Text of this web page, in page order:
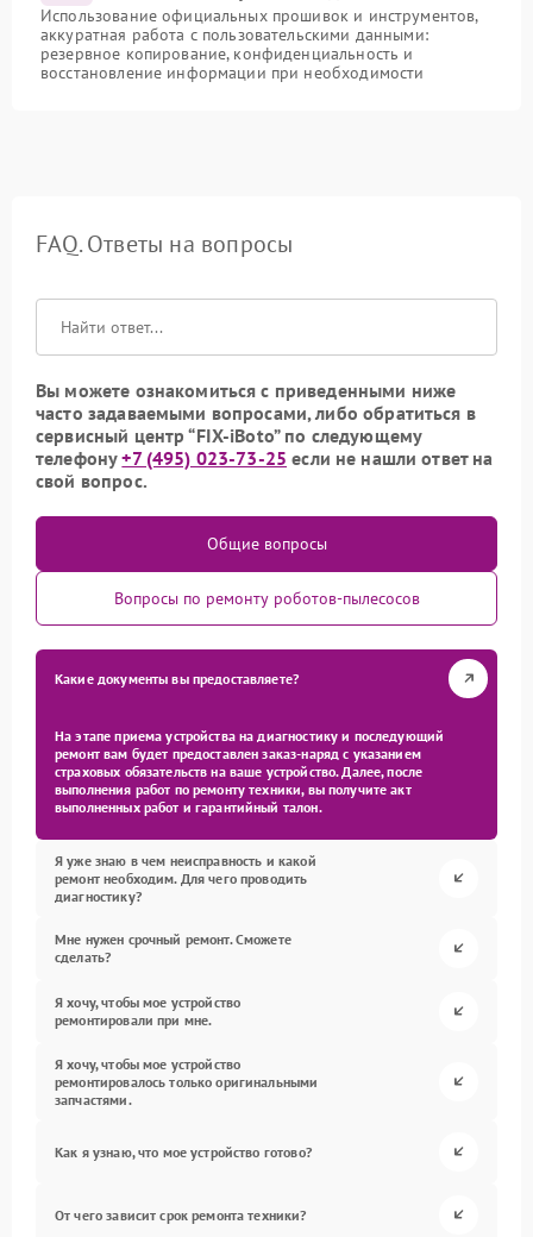
Использование официальных прошивок и инструментов,
аккуратная работа с пользовательскими данными:
резервное копирование, конфиденциальность и
восстановление информации при необходимости
FAQ. Ответы на вопросы
Вы можете ознакомиться с приведенными ниже
часто задаваемыми вопросами, либо обратиться в
сервисный центр “FIX-iBoto” по следующему
телефону+7 (495) 023-73-25 если не нашли ответ на
свой вопрос.
Общие вопросы
Вопросы по ремонту роботов-пылесосов
Какие документы вы предоставляете?
На этапе приема устройства на диагностику и последующий
ремонт вам будет предоставлен заказ-наряд с указанием
страховых обязательств на ваше устройство. Далее, после
выполнения работ по ремонту техники, вы получите акт
выполненных работ и гарантийный талон.
Я уже знаю в чем неисправность и какой
ремонт необходим. Для чего проводить
диагностику?
Мне нужен срочный ремонт. Сможете
сделать?
Я хочу, чтобы мое устройство
ремонтировали при мне.
Я хочу, чтобы мое устройство
ремонтировалось только оригинальными
запчастями.
Как я узнаю, что мое устройство готово?
От чего зависит срок ремонта техники?